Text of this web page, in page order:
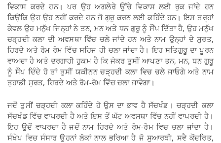
ਵਿਕਾਸ ਕਰਦੇ ਹਨ। ਪਰ ਉਹ ਅਗਲੇਰੇ ਉੱਚੇ ਵਿਕਾਸ ਲਈ ਰੁਕ ਜਾਂਦੇ ਹਨ
ਕਿਉਂਕਿ ਉਹ ਉਹ ਨਹੀਂ ਕਰਦੇ ਹਨ ਜੋ ਗੁਰੂ ਕਰਨ ਲਈ ਕਹਿੰਦੇ ਹਨ। ਇਸ ਤਰ੍ਹਾਂ
ਕੇਵਲ ਉਹ ਮਨੁੱਖ ਜਿਨ੍ਹਾਂ ਨੇ ਤਨ, ਮਨ ਅਤੇ ਧਨ ਗੁਰੂ ਨੂੰ ਸੌਂਪ ਦਿੱਤਾ ਹੈ, ਉਹ ਮਨੁੱਖ
ਚੜ੍ਹਦੀ ਕਲਾ ਦੀ ਅਵਸਥਾ ਵਿੱਚ ਚਲੇ ਜਾਂਦੇ ਹਨ ਅਤੇ ਨਾਮ ਉਨ੍ਹਾਂ ਦੇ ਸੁਰਤ,
ਹਿਰਦੇ ਅਤੇ ਰੋਮ ਰੋਮ ਵਿੱਚ ਸਹਿਜ ਹੀ ਚਲਾ ਜਾਂਦਾ ਹੈ। ਇਹ ਸਤਿਗੁਰੂ ਦਾ ਪੂਰਨ
ਵਾਅਦਾ ਹੈ ਅਤੇ ਦਰਗਾਹੀ ਹੁਕਮ ਹੈ ਕਿ ਜੇਕਰ ਤੁਸੀਂ ਆਪਣਾ ਤਨ, ਮਨ, ਧਨ ਗੁਰੂ
ਨੂੰ ਸੌਂਪ ਦਿੰਦੇ ਹੋ ਤਾਂ ਤੁਸੀਂ ਯਕੀਨਨ ਚੜ੍ਹਦੀ ਕਲਾ ਵਿਚ ਚਲੇ ਜਾਓਗੇ ਅਤੇ ਨਾਮ
ਤੁਹਾਡੀ ਸੁਰਤ, ਹਿਰਦੇ ਅਤੇ ਰੋਮ-ਰੋਮ ਵਿੱਚ ਚਲਾ ਜਾਵੇਗਾ।
ਜਦੋਂ ਤੁਸੀਂ ਚੜ੍ਹਦੀ ਕਲਾ ਕਹਿੰਦੇ ਹੋ ਉਸ ਦਾ ਭਾਵ ਹੈ ਸੱਚਖੰਡ। ਚੜ੍ਹਦੀ ਕਲਾ
ਸੱਚਖੰਡ ਵਿੱਚ ਵਾਪਰਦੀ ਹੈ ਅਤੇ ਇਸ ਤੋਂ ਘੱਟ ਅਵਸਥਾ ਵਿੱਚ ਨਹੀਂ ਵਾਪਰਦੀ ਹੈ।
ਇਹ ਉਦੋਂ ਵਾਪਰਦਾ ਹੈ ਜਦੋਂ ਨਾਮ ਹਿਰਦੇ ਅਤੇ ਰੋਮ-ਰੋਮ ਵਿਚ ਚਲਾ ਜਾਂਦਾ ਹੈ।
ਸੰਖੇਪ ਵਿਚ ਸੰਸਾਰ ਉਹਨਾਂ ਲੋਕਾਂ ਨਾਲ ਭਰਿਆ ਹੈ ਜੋ ਸੁਆਰਥੀ, ਸਵੈ ਕੇਂਦਰਿਤ,